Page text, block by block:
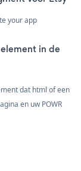
your app
in de
dat html of een
en uw POWR